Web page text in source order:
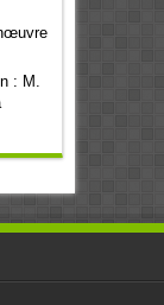
: M.